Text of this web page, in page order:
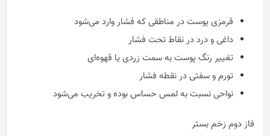
قرمزی پوست در مناطقی که فشار وارد می‌شود
داغی و درد در نقاط تحت فشار
تغییر رنگ پوست به سمت زردی یا قهوه‌ای
تورم و سفتی در نقطه فشار
نواحی نسبت به لمس حساس بوده و تخریب می‌شود
فاز دوم زخم بستر